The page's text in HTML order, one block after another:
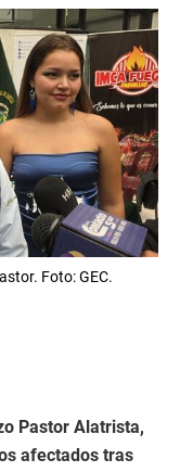
Foto: GEC.
Pastor Alatrista,
afectados tras